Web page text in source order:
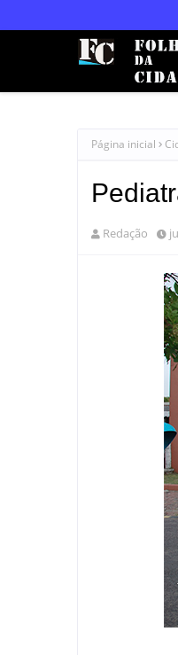
Página inicial
Redação